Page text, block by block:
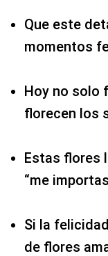
Que este
momentos
Hoy no solo
florecen los
Estas flores
“me
Si la
de flores